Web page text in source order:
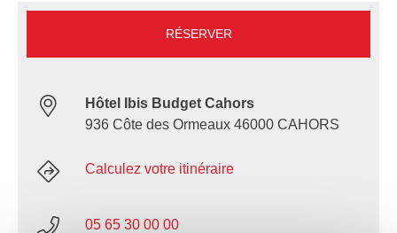
RÉSERVER
Hôtel Ibis Budget Cahors
936 Côte des Ormeaux 46000 CAHORS
Calculez votre itinéraire
05 65 30 00 00